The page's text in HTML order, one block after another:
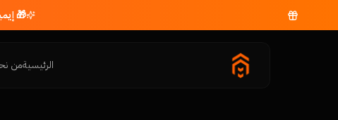
🎁
الرئيسيةمن